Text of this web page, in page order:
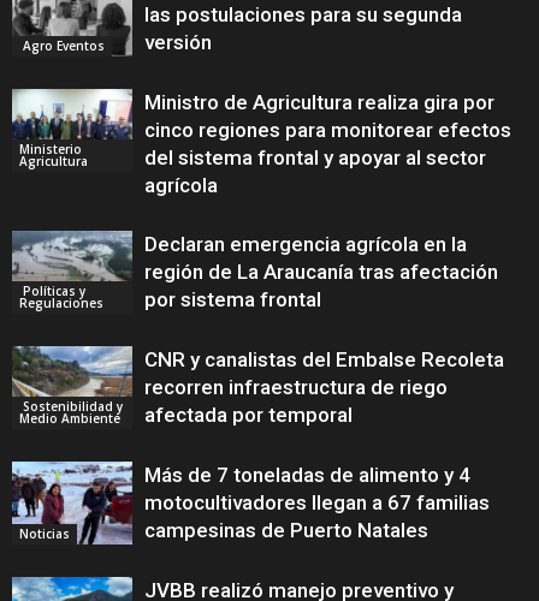
Agro Eventos
las postulaciones para su segunda
versión
Ministerio
Agricultura
Ministro de Agricultura realiza gira por
cinco regiones para monitorear efectos
del sistema frontal y apoyar al sector
agrícola
Políticas y
Regulaciones
Declaran emergencia agrícola en la
región de La Araucanía tras afectación
por sistema frontal
Sostenibilidad y
Medio Ambiente
CNR y canalistas del Embalse Recoleta
recorren infraestructura de riego
afectada por temporal
Noticias
Más de 7 toneladas de alimento y 4
motocultivadores llegan a 67 familias
campesinas de Puerto Natales
JVBB realizó manejo preventivo y